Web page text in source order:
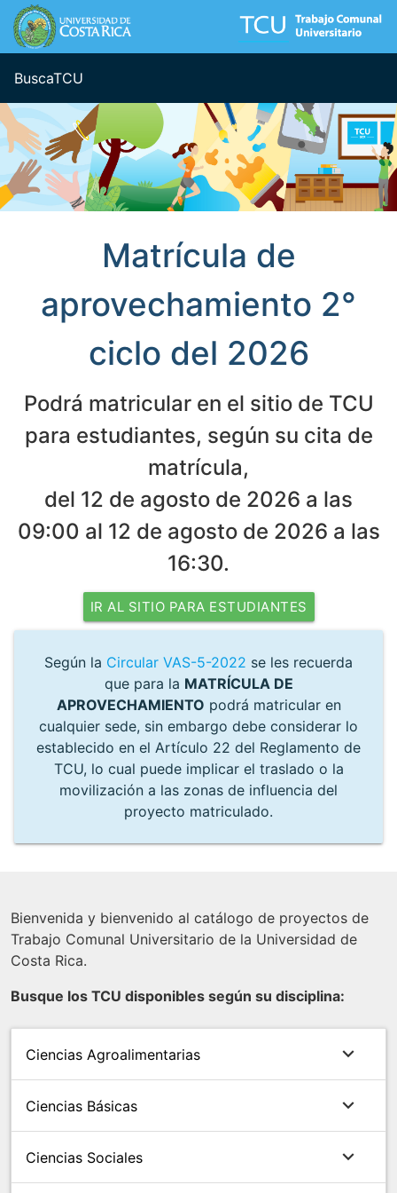
BuscaTCU
Busca
TCU
Matrícula de
aprovechamiento 2°
ciclo del 2026
Podrá matricular en el sitio de TCU
para estudiantes, según su cita de
matrícula,
del 12 de agosto de 2026 a las
09:00 al 12 de agosto de 2026 a las
16:30.
IR AL SITIO PARA ESTUDIANTES
Según la Circular VAS-5-2022 se les recuerda
que para la MATRÍCULA DE
APROVECHAMIENTO podrá matricular en
cualquier sede, sin embargo debe considerar lo
establecido en el Artículo 22 del Reglamento de
TCU, lo cual puede implicar el traslado o la
movilización a las zonas de influencia del
proyecto matriculado.
Bienvenida y bienvenido al catálogo de proyectos de
Trabajo Comunal Universitario de la Universidad de
Costa Rica.
Busque los TCU disponibles según su disciplina:
Ciencias Agroalimentarias expand_more
dé
enter
para
expandir
Ciencias Básicas expand_more
dé
enter
para
expandir
Ciencias Sociales expand_more
dé
enter